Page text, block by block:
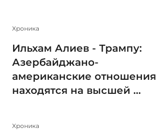
Xроника
Ильхам Алиев - Трампу:
Азербайджано-
американские отношения
находятся на высшей ...
Xроника